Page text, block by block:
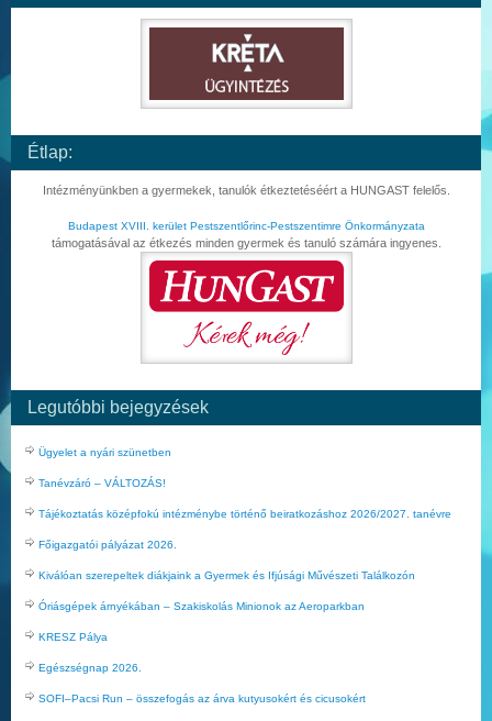
Étlap:
Intézményünkben a gyermekek, tanulók étkeztetéséért a HUNGAST felelős.
Budapest XVIII. kerület Pestszentlőrinc-Pestszentimre Önkormányzata
támogatásával az étkezés minden gyermek és tanuló számára ingyenes.
Legutóbbi bejegyzések
Ügyelet a nyári szünetben
Tanévzáró – VÁLTOZÁS!
Tájékoztatás középfokú intézménybe történő beiratkozáshoz 2026/2027. tanévre
Főigazgatói pályázat 2026.
Kiválóan szerepeltek diákjaink a Gyermek és Ifjúsági Művészeti Találkozón
Óriásgépek árnyékában – Szakiskolás Minionok az Aeroparkban
KRESZ Pálya
Egészségnap 2026.
SOFI–Pacsi Run – összefogás az árva kutyusokért és cicusokért